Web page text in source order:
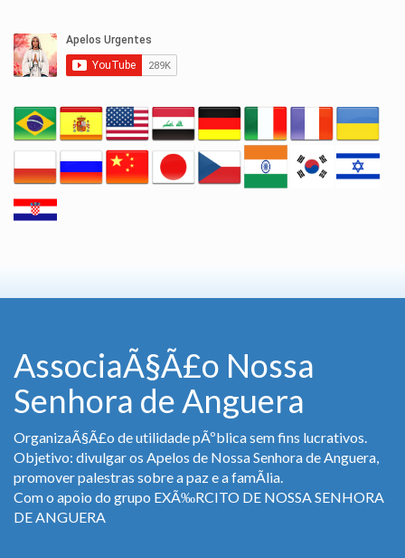
AssociaÃ§Ã£o Nossa
Senhora de Anguera
OrganizaÃ§Ã£o de utilidade pÃºblica sem fins lucrativos.
Objetivo: divulgar os Apelos de Nossa Senhora de Anguera,
promover palestras sobre a paz e a famÃ­lia.
Com o apoio do grupo EXÃ‰RCITO DE NOSSA SENHORA
DE ANGUERA